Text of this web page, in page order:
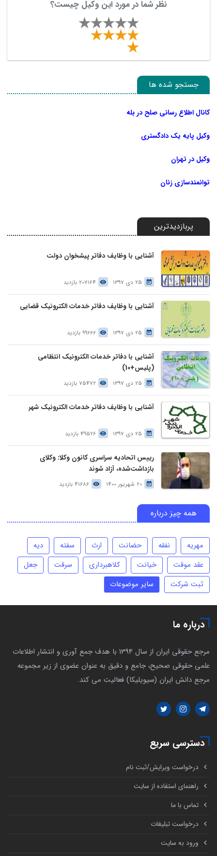
نظر شما در مورد این وکیل چیست؟
جستجو شده ها
کانال اطلاع رسانی صلح در بله
وکیل پایه یک دادگستری
وکیل در تهران
توانمندسازی زنان
پربازدیدترین
آشنایی با وظایف دفاتر پیشخوان دولت
25 دی 1397 207164 بازدید
آشنایی با وظایف دفاتر خدمات الکترونیک قضایی
25 دی 1397 99666 بازدید
آشنایی با دفاتر خدمات الکترونیک انتظامی
(پلیس+10)
25 دی 1397 75472 بازدید
آشنایی با وظایف دفاتر خدمات الکترونیک شهر
25 دی 1397 49526 بازدید
رییس اتحادیه سراسری کانون وکلا: وکلای
بازداشت‌شده، آزاد شوند
20 شهریور 1400 41686 بازدید
همه چیز درباره
مهریه نفقه حضانت ارث سفته
دیه
عقد موقت
خیانت کلاهبرداری سرقت
جعل
ثبت شرکت
سایر موضوعات
درباره ما
مرجع حقوقی ایران از سال 1394 با هدف جمع آوری و انتشار اطلاعات
علمی حقوقی صحیح، جامع و دقیق به عنوان عضوی از زیر مجموعه
مرجع دانش ایران (سیویلیکا) فعالیت می کند.
دسترسی سریع
درخواست ویرایش/ثبت نام
راهنمای استفاده از سایت
تماس با ما
درخواست تبلیغات
ورود به سایت